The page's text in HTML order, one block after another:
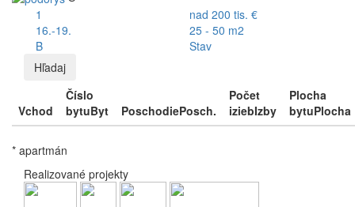
1
nad 200 tis. €
16.-19.
25 - 50 m2
B
Stav
Hľadaj
Vchod
Číslo
bytuByt PoschodiePosch.
Počet
iziebIzby
Plocha
bytuPlocha
* apartmán
Realizované projekty